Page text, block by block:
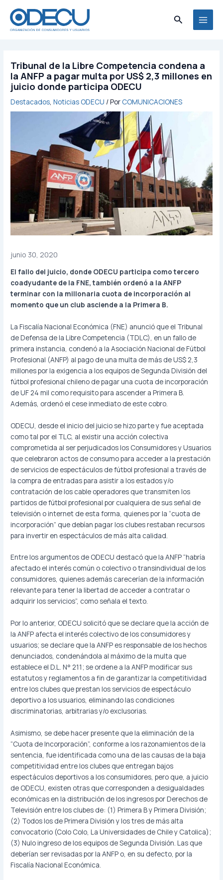
contenido
Buscar
Tribunal de la Libre Competencia condena a
la ANFP a pagar multa por US$ 2,3 millones en
juicio donde participa ODECU
Destacados,Noticias ODECU / Por COMUNICACIONES
junio 30, 2020
El fallo del juicio, donde ODECU participa como tercero
coadyudante de la FNE, también ordenó a la ANFP
terminar con la millonaria cuota de incorporación al
momento que un club asciende a la Primera B.
La Fiscalía Nacional Económica (FNE) anunció que el Tribunal
de Defensa de la Libre Competencia (TDLC), en un fallo de
primera instancia, condenó a la Asociación Nacional de Fútbol
Profesional (ANFP) al pago de una multa de más de US$ 2,3
millones por la exigencia a los equipos de Segunda División del
fútbol profesional chileno de pagar una cuota de incorporación
de UF 24 mil como requisito para ascender a Primera B.
Además, ordenó el cese inmediato de este cobro.
ODECU, desde el inicio del juicio se hizo parte y fue aceptada
como tal por el TLC, al existir una acción colectiva
comprometida al ser perjudicados los Consumidores y Usuarios
que celebraron actos de consumo para acceder a la prestación
de servicios de espectáculos de fútbol profesional a través de
la compra de entradas para asistir a los estados y/o
contratación de los cable operadores que transmiten los
partidos de fútbol profesional por cualquiera de sus señal de
televisión o internet de esta forma, quienes por la “cuota de
incorporación” que debían pagar los clubes restaban recursos
para invertir en espectáculos de más alta calidad.
Entre los argumentos de ODECU destacó que la ANFP “habría
afectado el interés común o colectivo o transindividual de los
consumidores, quienes además carecerían de la información
relevante para tener la libertad de acceder a contratar o
adquirir los servicios”, como señala el texto.
Por lo anterior, ODECU solicitó que se declare que la acción de
la ANFP afecta el interés colectivo de los consumidores y
usuarios; se declare que la ANFP es responsable de los hechos
denunciados, condenándola al máximo de la multa que
establece el D.L. N° 211; se ordene a la ANFP modificar sus
estatutos y reglamentos a fin de garantizar la competitividad
entre los clubes que prestan los servicios de espectáculo
deportivo a los usuarios, eliminando las condiciones
discriminatorias, arbitrarias y/o exclusorias.
Asimismo, se debe hacer presente que la eliminación de la
“Cuota de Incorporación”, conforme a los razonamientos de la
sentencia, fue identificada como una de las causas de la baja
competitividad entre los clubes que entregan bajos
espectáculos deportivos a los consumidores, pero que, a juicio
de ODECU, existen otras que corresponden a desigualdades
económicas en la distribución de los ingresos por Derechos de
Televisión entre los clubes de: (1) Primera B y Primera División;
(2) Todos los de Primera División y los tres de más alta
convocatorio (Colo Colo, La Universidades de Chile y Catolica);
(3) Nulo ingreso de los equipos de Segunda División. Las que
deberían ser revisadas por la ANFP o, en su defecto, por la
Fiscalía Nacional Económica.